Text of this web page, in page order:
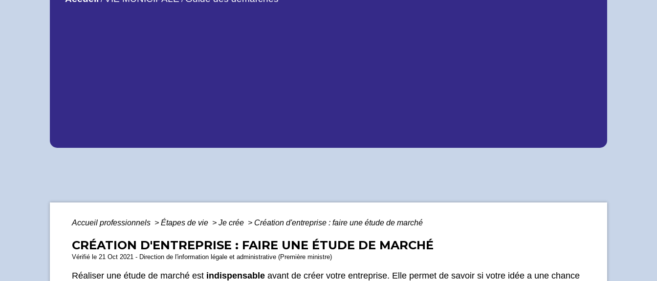
Accueil professionnels > Étapes de vie > Je crée > Création d'entreprise : faire une étude de marché
CRÉATION D'ENTREPRISE : FAIRE UNE ÉTUDE DE MARCHÉ
Vérifié le 21 Oct 2021 - Direction de l'information légale et administrative (Première ministre)
Réaliser une étude de marché est indispensable avant de créer votre entreprise. Elle permet de savoir si votre idée a une chance